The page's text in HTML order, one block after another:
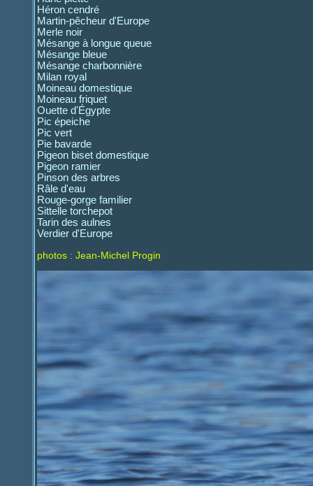
Héron cendré
Martin-pêcheur d'Europe
Merle noir
Mésange à longue queue
Mésange bleue
Mésange charbonnière
Milan royal
Moineau domestique
Moineau friquet
Ouette d'Égypte
Pic épeiche
Pic vert
Pie bavarde
Pigeon biset domestique
Pigeon ramier
Pinson des arbres
Râle d'eau
Rouge-gorge familier
Sittelle torchepot
Tarin des aulnes
Verdier d'Europe
photos : Jean-Michel Progin